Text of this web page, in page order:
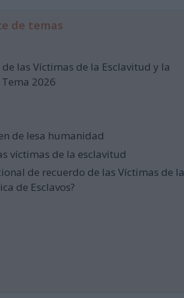
de temas
las Víctimas de la Esclavitud y la
2026
de lesa humanidad
víctimas de la esclavitud
de recuerdo de las Víctimas de la
de Esclavos?